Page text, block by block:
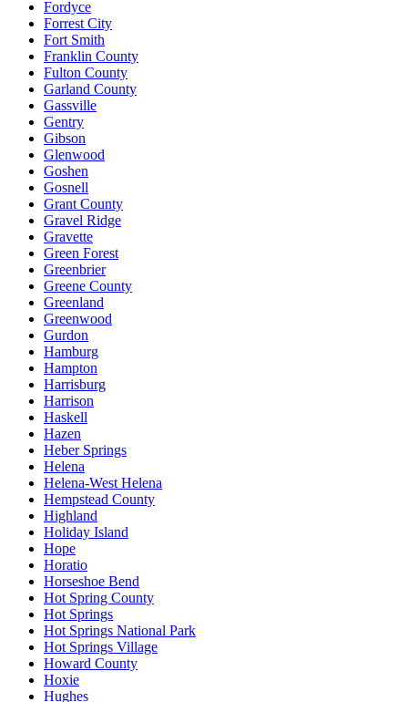
Fordyce
Forrest City
Fort Smith
Franklin County
Fulton County
Garland County
Gassville
Gentry
Gibson
Glenwood
Goshen
Gosnell
Grant County
Gravel Ridge
Gravette
Green Forest
Greenbrier
Greene County
Greenland
Greenwood
Gurdon
Hamburg
Hampton
Harrisburg
Harrison
Haskell
Hazen
Heber Springs
Helena
Helena-West Helena
Hempstead County
Highland
Holiday Island
Hope
Horatio
Horseshoe Bend
Hot Spring County
Hot Springs
Hot Springs National Park
Hot Springs Village
Howard County
Hoxie
Hughes